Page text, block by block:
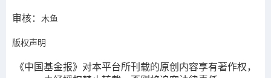
审核： 木鱼
版权声明
《中国基金报》对本平台所刊载的原创内容享有著作权，